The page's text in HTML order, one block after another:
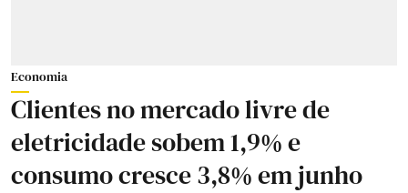
Economia
Clientes no mercado livre de
eletricidade sobem 1,9% e
consumo cresce 3,8% em junho